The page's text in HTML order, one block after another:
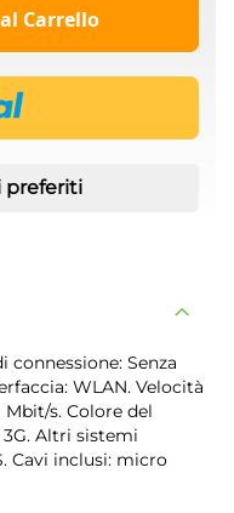
Carrello
preferiti
connessione: Senza
WLAN. Velocità
s. Colore del
Altri sistemi
Cavi inclusi: micro